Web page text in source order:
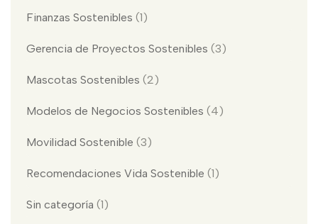
Finanzas Sostenibles (1)
Gerencia de Proyectos Sostenibles (3)
Mascotas Sostenibles (2)
Modelos de Negocios Sostenibles (4)
Movilidad Sostenible (3)
Recomendaciones Vida Sostenible (1)
Sin categoría (1)